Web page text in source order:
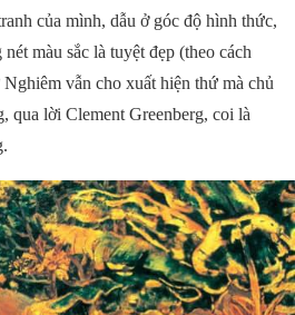
của mình, dẫu ở góc độ hình thức,
màu sắc là tuyệt đẹp (theo cách
vẫn cho xuất hiện thứ mà chủ
qua lời Clement Greenberg, coi là